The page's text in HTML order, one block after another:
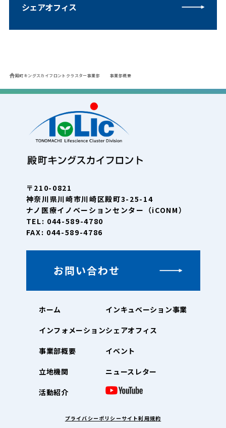
シェアオフィス
殿町キングスカイフロントクラスター事業部 事業部概要
〒210-0821
神奈川県川崎市川崎区殿町3-25-14
ナノ医療イノベーションセンター（iCONM）
TEL: 044-589-4780
FAX: 044-589-4786
お問い合わせ
ホーム
インフォメーション
事業部概要
立地機関
活動紹介
インキュベーション事業
シェアオフィス
イベント
ニュースレター
プライバシーポリシー サイト利用規約